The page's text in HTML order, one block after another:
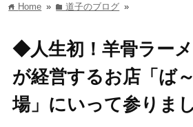
home Home » folder道子のブログ »
◆人生初！羊骨ラー
が経営するお店「ば
場」にいって参りま